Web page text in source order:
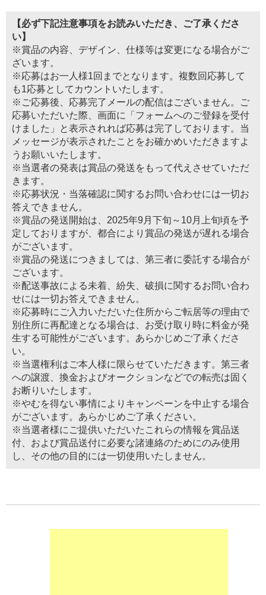
【必ず下記注意事項をお読みいただき、ご了承くださ
い】
※賞品の内容、デザイン、仕様等は変更になる場合がご
ざいます。
※応募はお一人様1回までとなります。複数回応募して
も1応募としてカウントいたします。
※ご応募後、応募完了メールの配信はございません。ご
応募いただいた際、画面に「フォームへのご登録を受付
けました」と表示されれば応募は完了しております。当
メッセージが表示されたことをお確かめいただきますよ
うお願いいたします。
※当選者の発表は賞品の発送をもって代えさせていただ
きます。
※応募状況・当落確認に関するお問い合わせには一切お
答えできません。
※賞品の発送開始は、2025年9月下旬～10月上旬頃を予
定しておりますが、都合により賞品の発送が遅れる場合
がございます。
※賞品の発送につきましては、第三者に委託する場合が
ございます。
※配送事故による未着、紛失、破損に関するお問い合わ
せには一切お答えできません。
※応募時にご入力いただいた住所からご転居等の理由で
別住所に再配達となる場合は、お受け取り時に料金が発
生する可能性がございます。あらかじめご了承くださ
い。
※当選権利はご本人様に限らせていただきます。第三者
への譲渡、換金およびオークションなどでの転売は固く
お断りいたします。
※やむを得ない事情によりキャンペーンを中止する場合
がございます。あらかじめご了承ください。
※当選者様にご提供いただいたこれらの情報を賞品送
付、および賞品送付に必要な諸連絡のためにのみ使用
し、その他の目的には一切使用いたしません。